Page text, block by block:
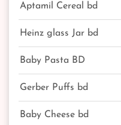
Aptamil Cereal bd
Heinz glass Jar bd
Baby Pasta BD
Gerber Puffs bd
Baby Cheese bd